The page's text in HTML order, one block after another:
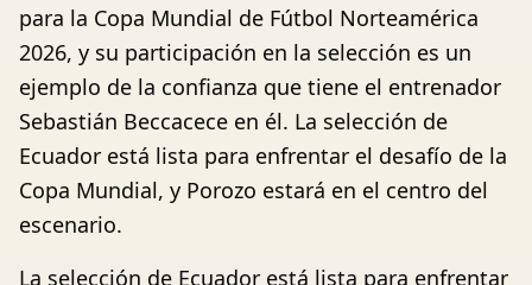
para la Copa Mundial de Fútbol Norteamérica
2026, y su participación en la selección es un
ejemplo de la confianza que tiene el entrenador
Sebastián Beccacece en él. La selección de
Ecuador está lista para enfrentar el desafío de la
Copa Mundial, y Porozo estará en el centro del
escenario.
La selección de Ecuador está lista para enfrentar